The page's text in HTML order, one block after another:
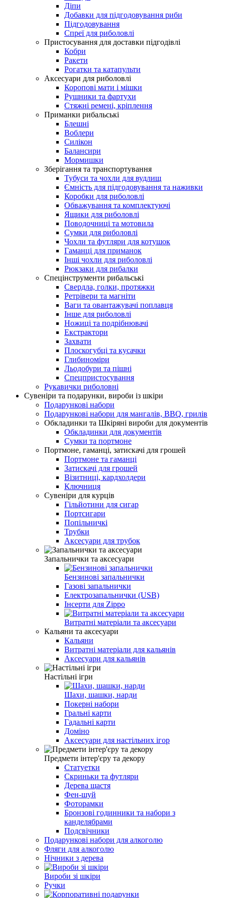
Діпи
Добавки для підгодовування риби
Підгодовування
Спреї для риболовлі
Пристосування для доставки підгодівлі
Кобри
Ракети
Рогатки та катапульти
Аксесуари для риболовлі
Коропові мати і мішки
Рушники та фартухи
Стяжні ремені, кріплення
Приманки рибальські
Блешні
Воблери
Силікон
Балансири
Мормишки
Зберігання та транспортування
Тубуси та чохли для вудлищ
Ємність для підгодовування та наживки
Коробки для риболовлі
Обважування та комплектуючі
Ящики для риболовлі
Поводочниці та мотовила
Сумки для риболовлі
Чохли та футляри для котушок
Гаманці для приманок
Інші чохли для риболовлі
Рюкзаки для рибалки
Спецінструменти рибальські
Свердла, голки, протяжки
Ретрівери та магніти
Ваги та овантажувачі поплавця
Інше для риболовлі
Ножиці та подрібнювачі
Екстрактори
Захвати
Плоскогубці та кусачки
Глибиноміри
Льодобури та пішні
Спецпристосування
Рукавички риболовні
Сувеніри та подарунки, вироби із шкіри
Подарункові набори
Подарункові набори для мангалів, BBQ, грилів
Обкладинки та Шкіряні вироби для документів
Обкладинки для документів
Сумки та портмоне
Портмоне, гаманці, затискачі для грошей
Портмоне та гаманці
Затискачі для грошей
Візитниці, кардхолдери
Ключниця
Сувеніри для курців
Гільйотини для сигар
Портсигари
Попільничкі
Трубки
Аксесуари для трубок
Запальнички та аксесуари
Бензинові запальнички
Газові запальнички
Електрозапальнички (USB)
Інсерти для Zippo
Витратні матеріали та аксесуари
Кальяни та аксесуари
Кальяни
Витратні матеріали для кальянів
Аксесуари для кальянів
Настільні ігри
Шахи, шашки, нарди
Покерні набори
Гральні карти
Гадальні карти
Доміно
Аксесуари для настільних ігор
Предмети інтер'єру та декору
Статуетки
Скриньки та футляри
Дерева щастя
Фен-шуй
Фоторамки
Бронзові годинники та набори з
канделябрами
Подсвічники
Подарункові набори для алкоголю
Фляги для алкоголю
Нічники з дерева
Вироби зі шкіри
Ручки